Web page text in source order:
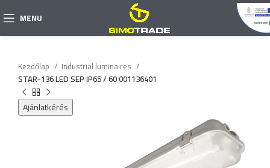
MENU
Kezdőlap
Industrial luminaires
STAR-136 LED SEP IP65 / 60 001136401
Ajánlatkérés